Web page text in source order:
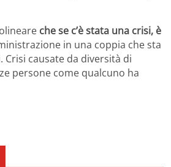
che se c’è stata una crisi, è
in una coppia che sta
Crisi causate da diversità di
persone come qualcuno ha